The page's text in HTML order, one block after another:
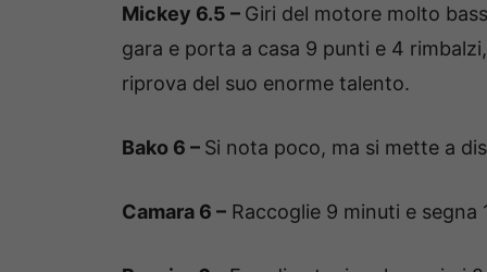
Mickey 6.5 – Giri del motore molto
gara e porta a casa 9 punti e 4
riprova del suo enorme talento.
Bako 6 – Si nota poco, ma si mette a
Camara 6 – Raccoglie 9 minuti e segna